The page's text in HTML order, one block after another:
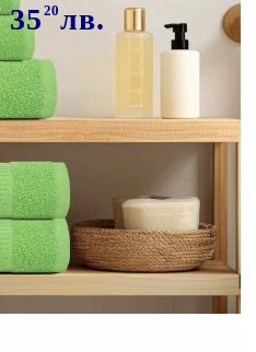
35 20лв.
15 бр.
5 до 9 дни
при плащане по банков път